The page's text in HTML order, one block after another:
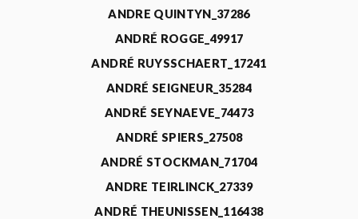
ANDRE QUINTYN_37286
ANDRÉ ROGGE_49917
ANDRÉ RUYSSCHAERT_17241
ANDRÉ SEIGNEUR_35284
ANDRÉ SEYNAEVE_74473
ANDRÉ SPIERS_27508
ANDRÉ STOCKMAN_71704
ANDRE TEIRLINCK_27339
ANDRÉ THEUNISSEN_116438